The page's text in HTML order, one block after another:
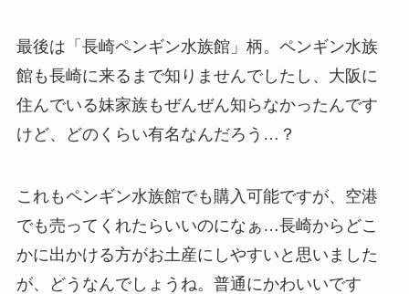
最後は「長崎ペンギン水族館」柄。ペンギン水族
館も長崎に来るまで知りませんでしたし、大阪に
住んでいる妹家族もぜんぜん知らなかったんです
けど、どのくらい有名なんだろう…？
これもペンギン水族館でも購入可能ですが、空港
でも売ってくれたらいいのになぁ…長崎からどこ
かに出かける方がお土産にしやすいと思いました
が、どうなんでしょうね。普通にかわいいです